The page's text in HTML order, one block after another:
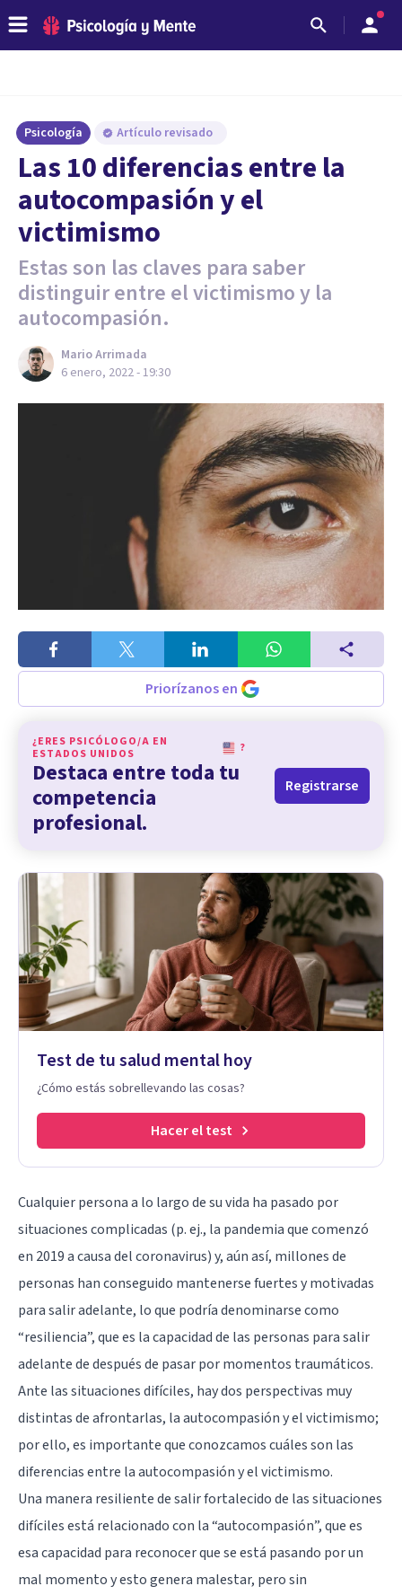
Psicología Artículo revisado
Las 10 diferencias entre la
autocompasión y el
victimismo
Estas son las claves para saber
distinguir entre el victimismo y la
autocompasión.
Mario Arrimada
6 enero, 2022 - 19:30
Priorízanos en
¿ERES PSICÓLOGO/A EN
ESTADOS UNIDOS
?
Destaca entre toda tu
competencia
profesional.
Registrarse
Test de tu salud mental hoy
¿Cómo estás sobrellevando las cosas?
Hacer el test
Cualquier persona a lo largo de su vida ha pasado por
situaciones complicadas (p. ej., la pandemia que comenzó
en 2019 a causa del coronavirus) y, aún así, millones de
personas han conseguido mantenerse fuertes y motivadas
para salir adelante, lo que podría denominarse como
“resiliencia”, que es la capacidad de las personas para salir
adelante de después de pasar por momentos traumáticos.
Ante las situaciones difíciles, hay dos perspectivas muy
distintas de afrontarlas, la autocompasión y el victimismo;
por ello, es importante que conozcamos cuáles son las
diferencias entre la autocompasión y el victimismo.
Una manera resiliente de salir fortalecido de las situaciones
difíciles está relacionado con la “autocompasión”, que es
esa capacidad para reconocer que se está pasando por un
mal momento y esto genera malestar, pero sin